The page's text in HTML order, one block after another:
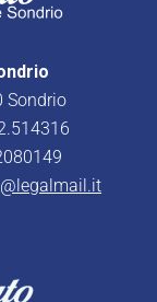
Sondrio